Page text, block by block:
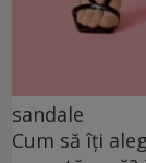
sandale
Cum să îți